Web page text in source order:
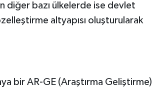
diğer bazı ülkelerde ise devlet
altyapısı oluşturularak
bir AR-GE (Araştırma Geliştirme)